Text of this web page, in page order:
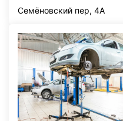
Семёновский пер, 4А